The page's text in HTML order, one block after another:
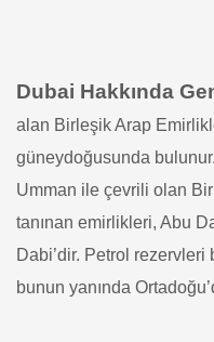
Dubai Hakkında
alan Birleşik Arap
güneydoğusunda
Umman ile çevrili olan
tanınan emirlikleri, Abu
Dabi’dir. Petrol rezervleri
bunun yanında